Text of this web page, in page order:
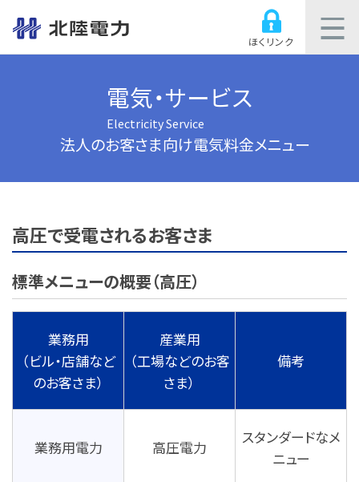
ほくリンク
電気・サービス
Electricity Service
法人のお客さま向け電気料金メニュー
高圧で受電されるお客さま
標準メニューの概要（高圧）
業務用
（ビル・店舗など
のお客さま）
産業用
（工場などのお客
さま）
備考
業務用電力 高圧電力
スタンダードなメ
ニュー